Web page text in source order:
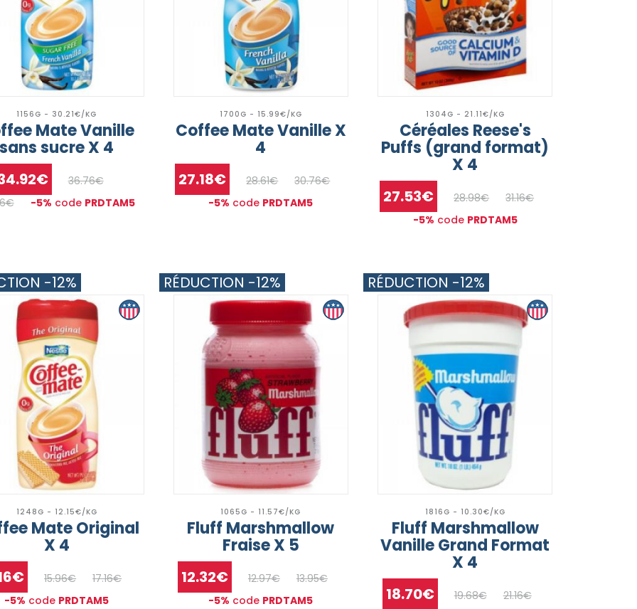
1156G - 30.21€/KG
Mate Vanille
sans sucre X 4
36.76€
-5% code PRDTAM5
1700G - 15.99€/KG
Coffee Mate Vanille X
4
27.18€ 28.61€
30.76€
-5% code PRDTAM5
1304G - 21.11€/KG
Céréales Reese's
Puffs (grand format)
X 4
27.53€ 28.98€
31.16€
-5% code PRDTAM5
1248G - 12.15€/KG
Mate Original
X 4
15.96€
17.16€
-5% code PRDTAM5
-12%
1065G - 11.57€/KG
Fluff Marshmallow
Fraise X 5
12.32€ 12.97€
13.95€
-5% code PRDTAM5
RÉDUCTION -12%
1816G - 10.30€/KG
Fluff Marshmallow
Vanille Grand Format
X 4
18.70€ 19.68€ 21.16€
RÉDUCTION -12%